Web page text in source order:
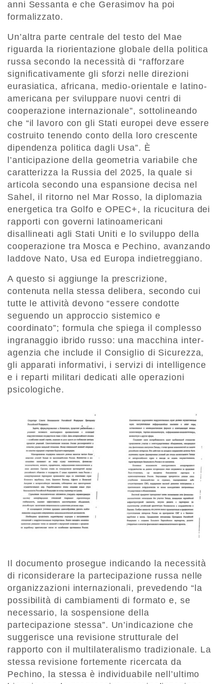
anni Sessanta e che Gerasimov ha poi
formalizzato.
Un’altra parte centrale del testo del Mae
riguarda la riorientazione globale della politica
russa secondo la necessità di “rafforzare
significativamente gli sforzi nelle direzioni
eurasiatica, africana, medio-orientale e latino-
americana per sviluppare nuovi centri di
cooperazione internazionale”, sottolineando
che “il lavoro con gli Stati europei deve essere
costruito tenendo conto della loro crescente
dipendenza politica dagli Usa”. È
l’anticipazione della geometria variabile che
caratterizza la Russia del 2025, la quale si
articola secondo una espansione decisa nel
Sahel, il ritorno nel Mar Rosso, la diplomazia
energetica tra Golfo e OPEC+, la ricucitura dei
rapporti con governi latinoamericani
disallineati agli Stati Uniti e lo sviluppo della
cooperazione tra Mosca e Pechino, avanzando
laddove Nato, Usa ed Europa indietreggiano.
A questo si aggiunge la prescrizione,
contenuta nella stessa delibera, secondo cui
tutte le attività devono “essere condotte
seguendo un approccio sistemico e
coordinato”; formula che spiega il complesso
ingranaggio ibrido russo: una macchina inter-
agenzia che include il Consiglio di Sicurezza,
gli apparati informativi, i servizi di intelligence
e i reparti militari dedicati alle operazioni
psicologiche.
Il documento prosegue indicando la necessità
di riconsiderare la partecipazione russa nelle
organizzazioni internazionali, prevedendo “la
possibilità di cambiamenti di formato e, se
necessario, la sospensione della
partecipazione stessa”. Un’indicazione che
suggerisce una revisione strutturale del
rapporto con il multilateralismo tradizionale. La
stessa revisione fortemente ricercata da
Pechino, la stessa è individuabile nell’ultimo